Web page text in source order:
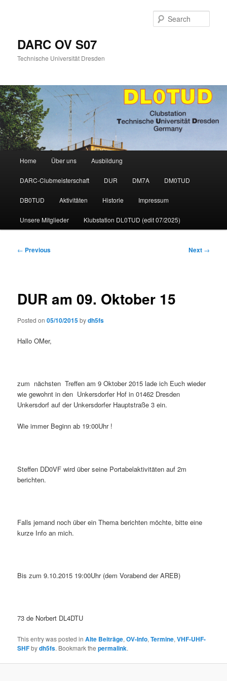
DARC OV S07
Technische Universität Dresden
Home Über uns Ausbildung
DARC-Clubmeisterschaft DUR DM7A DM0TUD
DB0TUD Aktivitäten Historie Impressum
Unsere Mitglieder Klubstation DL0TUD (edit 07/2025)
Post
← Previous Next →
DUR am 09. Oktober 15
Posted on05/10/2015bydh5fs
Hallo OMer,
zum nächsten Treffen am 9 Oktober 2015 lade ich Euch wieder
wie gewohnt in den Unkersdorfer Hof in 01462 Dresden
Unkersdorf auf der Unkersdorfer Hauptstraße 3 ein.
Wie immer Beginn ab 19:00Uhr !
Steffen DD0VF wird über seine Portabelaktivitäten auf 2m
berichten.
Falls jemand noch über ein Thema berichten möchte, bitte eine
kurze Info an mich.
Bis zum 9.10.2015 19:00Uhr (dem Vorabend der AREB)
73 de Norbert DL4DTU
This entry was posted inAlte Beiträge,OV-Info,Termine,VHF-UHF-
SHFbydh5fs. Bookmark thepermalink.